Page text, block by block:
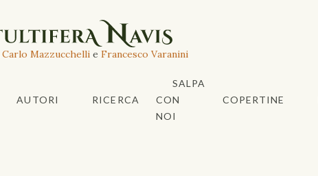
Carlo Mazzucchellie Francesco Varanini
AUTORI RICERCA
SALPA
CON
NOI
COPERTINE